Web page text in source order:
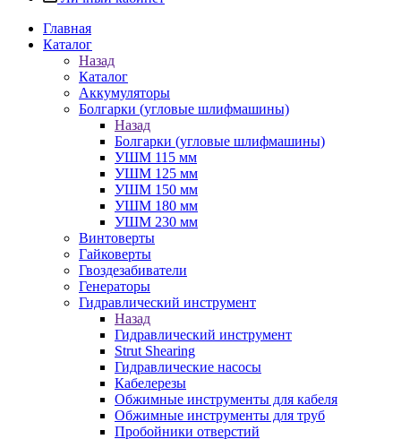
Главная
Каталог
Назад
Каталог
Аккумуляторы
Болгарки (угловые шлифмашины)
Назад
Болгарки (угловые шлифмашины)
УШМ 115 мм
УШМ 125 мм
УШМ 150 мм
УШМ 180 мм
УШМ 230 мм
Винтоверты
Гайковерты
Гвоздезабиватели
Генераторы
Гидравлический инструмент
Назад
Гидравлический инструмент
Strut Shearing
Гидравлические насосы
Кабелерезы
Обжимные инструменты для кабеля
Обжимные инструменты для труб
Пробойники отверстий